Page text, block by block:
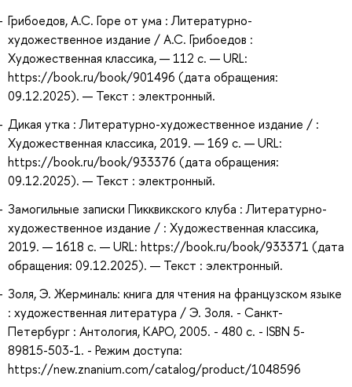
Грибоедов, А.С. Горе от ума : Литературно-
художественное издание / А.С. Грибоедов :
Художественная классика, — 112 с. — URL:
https://book.ru/book/901496 (дата обращения:
09.12.2025). — Текст : электронный.
Дикая утка : Литературно-художественное издание / :
Художественная классика, 2019. — 169 с. — URL:
https://book.ru/book/933376 (дата обращения:
09.12.2025). — Текст : электронный.
Замогильные записки Пикквикского клуба : Литературно-
художественное издание / : Художественная классика,
2019. — 1618 с. — URL: https://book.ru/book/933371 (дата
обращения: 09.12.2025). — Текст : электронный.
Золя, Э. Жерминаль: книга для чтения на французском языке
: художественная литература / Э. Золя. - Санкт-
Петербург : Антология, КАРО, 2005. - 480 с. - ISBN 5-
89815-503-1. - Режим доступа:
https://new.znanium.com/catalog/product/1048596